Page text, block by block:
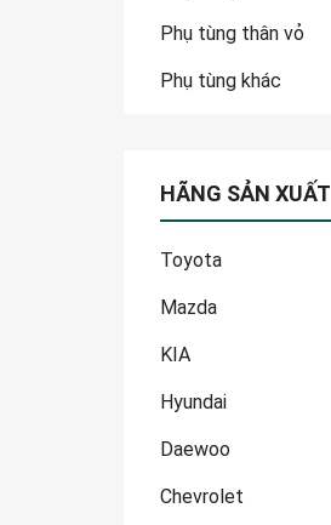
Phụ tùng thân vỏ
Phụ tùng khác
HÃNG SẢN XUẤT
Toyota
Mazda
KIA
Hyundai
Daewoo
Chevrolet